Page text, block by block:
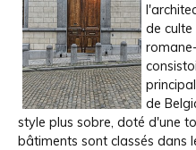
de culte
de
style plus sobre, doté d'une
bâtiments sont classés dans